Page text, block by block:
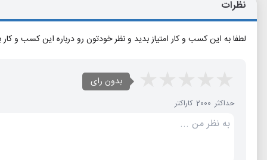
نظرات
لطفا به این کسب و کار امتیاز بدید و نظر خودتون رو درباره این کسب و کار
بدون رای
حداکثر 2000 کاراکتر